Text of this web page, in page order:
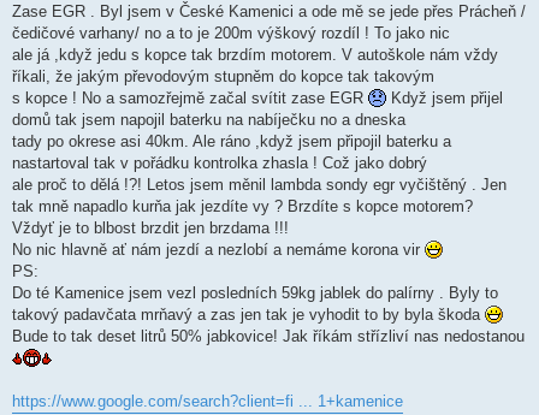
p
ě
e
k
Zase EGR . Byl jsem v České Kamenici a ode mě se jede přes Prácheň /
čedičové varhany/ no a to je 200m výškový rozdíl ! To jako nic
ale já ,když jedu s kopce tak brzdím motorem. V autoškole nám vždy
říkali, že jakým převodovým stupněm do kopce tak takovým
s kopce ! No a samozřejmě začal svítit zase EGR
Když jsem přijel
domů tak jsem napojil baterku na nabíječku no a dneska
tady po okrese asi 40km. Ale ráno ,když jsem připojil baterku a
nastartoval tak v pořádku kontrolka zhasla ! Což jako dobrý
ale proč to dělá !?! Letos jsem měnil lambda sondy egr vyčištěný . Jen
tak mně napadlo kurňa jak jezdíte vy ? Brzdíte s kopce motorem?
Vždyť je to blbost brzdit jen brzdama !!!
No nic hlavně ať nám jezdí a nezlobí a nemáme korona vir
PS:
Do té Kamenice jsem vezl posledních 59kg jablek do palírny . Byly to
takový padavčata mrňavý a zas jen tak je vyhodit to by byla škoda
Bude to tak deset litrů 50% jabkovice! Jak říkám střízliví nas nedostanou
https://www.google.com/search?client=fi ... 1+kamenice